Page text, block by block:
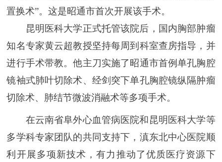
置换术”。这是昭通市首次开展该手术。
昆明医科大学正式托管该院后，国内胸部肿瘤
知名专家黄云超教授坚持每周到科室查房指导，并
进行手术带教。他主刀实施了昭通市首例单孔胸腔
镜袖式肺叶切除术、经剑突下单孔胸腔镜纵隔肿瘤
切除术、肺结节微波消融术等多项手术。
在云南省阜外心血管病医院和昆明医科大学等
多学科专家团队的共同支持下，滇东北中心医院顺
利开展多项新技术，有力推动了优质医疗资源下